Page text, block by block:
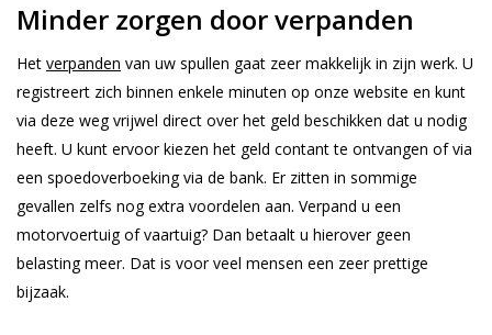
Minder zorgen door verpanden
Het verpanden van uw spullen gaat zeer makkelijk in zijn werk. U
registreert zich binnen enkele minuten op onze website en kunt
via deze weg vrijwel direct over het geld beschikken dat u nodig
heeft. U kunt ervoor kiezen het geld contant te ontvangen of via
een spoedoverboeking via de bank. Er zitten in sommige
gevallen zelfs nog extra voordelen aan. Verpand u een
motorvoertuig of vaartuig? Dan betaalt u hierover geen
belasting meer. Dat is voor veel mensen een zeer prettige
bijzaak.